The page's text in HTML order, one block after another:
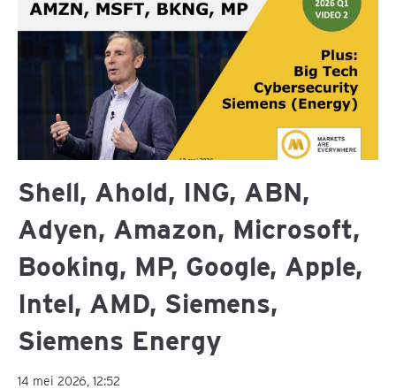
Shell, Ahold, ING, ABN,
Adyen, Amazon, Microsoft,
Booking, MP, Google, Apple,
Intel, AMD, Siemens,
Siemens Energy
14 mei 2026, 12:52